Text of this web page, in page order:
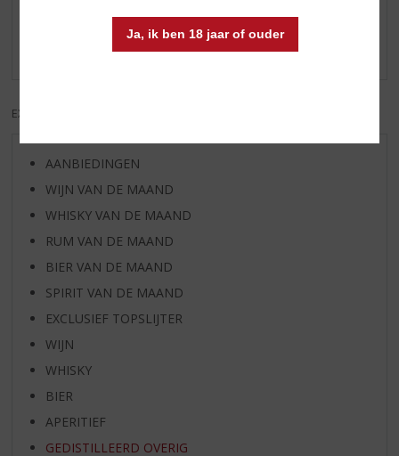
Ja, ik ben 18 jaar of ouder
Schrijf een review
Er zijn nog geen reviews geplaatst voor dit product
EXCL. BTW
AANBIEDINGEN
WIJN VAN DE MAAND
WHISKY VAN DE MAAND
RUM VAN DE MAAND
BIER VAN DE MAAND
SPIRIT VAN DE MAAND
EXCLUSIEF TOPSLIJTER
WIJN
WHISKY
BIER
APERITIEF
GEDISTILLEERD OVERIG